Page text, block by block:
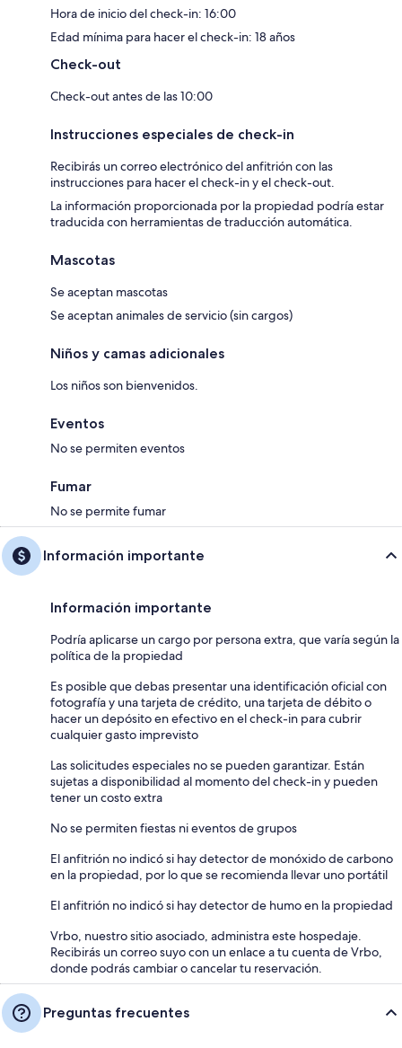
Hora de inicio del check-in: 16:00
Edad mínima para hacer el check-in: 18 años
Check-out
Check-out antes de las 10:00
Instrucciones especiales de check-in
Recibirás un correo electrónico del anfitrión con las
instrucciones para hacer el check-in y el check-out.
La información proporcionada por la propiedad podría estar
traducida con herramientas de traducción automática.
Mascotas
Se aceptan mascotas
Se aceptan animales de servicio (sin cargos)
Niños y camas adicionales
Los niños son bienvenidos.
Eventos
No se permiten eventos
Fumar
No se permite fumar
Información importante
Información importante
Podría aplicarse un cargo por persona extra, que varía según la
política de la propiedad
Es posible que debas presentar una identificación oficial con
fotografía y una tarjeta de crédito, una tarjeta de débito o
hacer un depósito en efectivo en el check-in para cubrir
cualquier gasto imprevisto
Las solicitudes especiales no se pueden garantizar. Están
sujetas a disponibilidad al momento del check-in y pueden
tener un costo extra
No se permiten fiestas ni eventos de grupos
El anfitrión no indicó si hay detector de monóxido de carbono
en la propiedad, por lo que se recomienda llevar uno portátil
El anfitrión no indicó si hay detector de humo en la propiedad
Vrbo, nuestro sitio asociado, administra este hospedaje.
Recibirás un correo suyo con un enlace a tu cuenta de Vrbo,
donde podrás cambiar o cancelar tu reservación.
Preguntas frecuentes